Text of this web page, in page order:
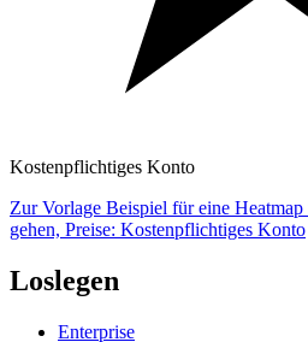
Kostenpflichtiges Konto
Zur Vorlage Beispiel für eine
gehen, Preise: Kostenpflichtiges Konto
Loslegen
Enterprise